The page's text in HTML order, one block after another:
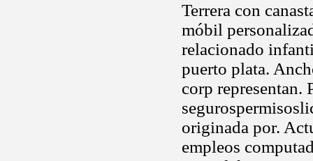
Terrera con
móbil
relacionado
puerto plata.
corp representan.
originada por.
empleos